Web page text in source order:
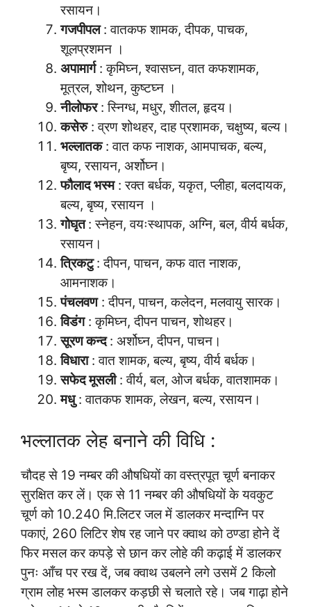
रसायन।
गजपीपल: वातकफ शामक, दीपक, पाचक,
शूलप्रशमन ।
अपामार्ग: कृमिघ्न, श्वासघ्न, वात कफशामक,
मूत्रल, शोथन, कुष्टघ्न ।
नीलोफर: स्निग्ध, मधुर, शीतल, हृदय।
कसेरु: व्रण शोथहर, दाह प्रशामक, चक्षुष्य, बल्य।
भल्लातक: वात कफ नाशक, आमपाचक, बल्य,
बृष्य, रसायन, अर्शोघ्न।
फौलाद भस्म: रक्त बर्धक, यकृत, प्लीहा, बलदायक,
बल्य, बृष्य, रसायन ।
गोघृत: स्नेहन, वयःस्थापक, अग्नि, बल, वीर्य बर्धक,
रसायन।
त्रिकटु: दीपन, पाचन, कफ वात नाशक,
आमनाशक।
पंचलवण: दीपन, पाचन, कलेदन, मलवायु सारक।
विडंग: कृमिघ्न, दीपन पाचन, शोथहर।
सूरण कन्द: अर्शोघ्न, दीपन, पाचन।
विधारा: वात शामक, बल्य, बृष्य, वीर्य बर्धक।
सफेद मूसली: वीर्य, बल, ओज बर्धक, वातशामक।
मधु: वातकफ शामक, लेखन, बल्य, रसायन।
भल्लातक लेह बनाने की विधि :
चौदह से 19 नम्बर की औषधियों का वस्त्रपूत चूर्ण बनाकर
सुरक्षित कर लें। एक से 11 नम्बर की औषधियों के यवकुट
चूर्ण को 10.240 मि.लिटर जल में डालकर मन्दाग्नि पर
पकाएं, 260 लिटिर शेष रह जाने पर क्वाथ को ठण्डा होने दें
फिर मसल कर कपड़े से छान कर लोहे की कढ़ाई में डालकर
पुनः आँच पर रख दें, जब क्वाथ उबलने लगे उसमें 2 किलो
ग्राम लोह भस्म डालकर कड़छी से चलाते रहे। जब गाढ़ा होने